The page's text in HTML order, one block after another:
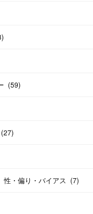
)
(59)
(27)
性・偏り・バイアス (7)